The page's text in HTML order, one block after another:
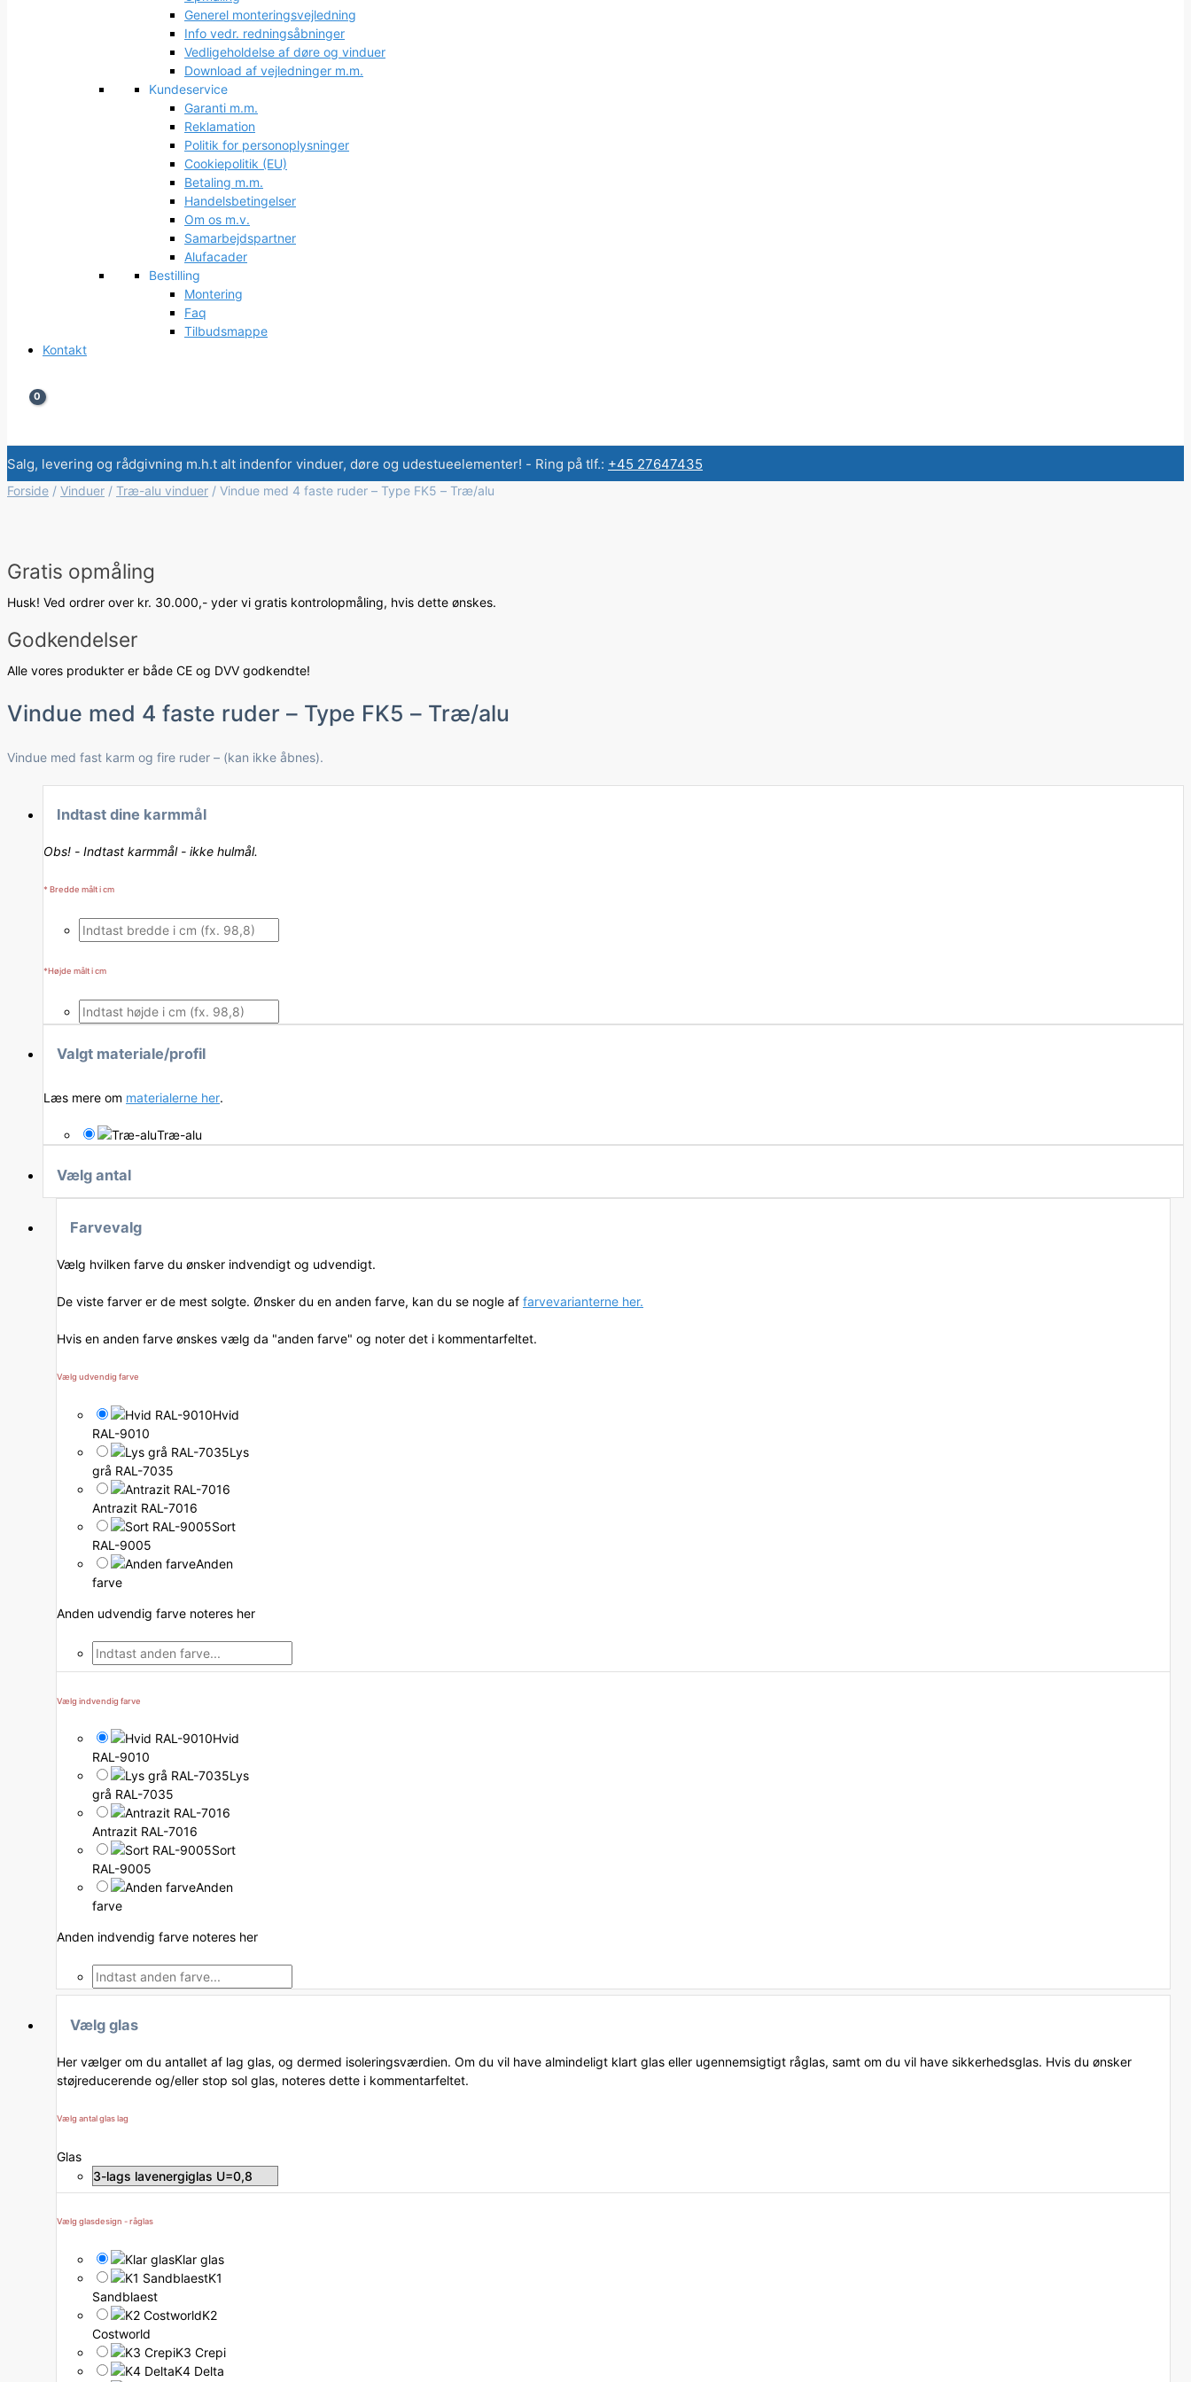
Generel monteringsvejledning
Info vedr. redningsåbninger
Vedligeholdelse af døre og vinduer
Download af vejledninger m.m.
Kundeservice
Garanti m.m.
Reklamation
Politik for personoplysninger
Cookiepolitik (EU)
Betaling m.m.
Handelsbetingelser
Om os m.v.
Samarbejdspartner
Alufacader
Bestilling
Montering
Faq
Tilbudsmappe
Kontakt
Salg, levering og rådgivning m.h.t alt indenfor vinduer, døre og udestueelementer! - Ring på tlf.: +45 27647435
Forside / Vinduer / Træ-alu vinduer / Vindue med 4 faste ruder – Type FK5 – Træ/alu
Gratis opmåling
Husk! Ved ordrer over kr. 30.000,- yder vi gratis kontrolopmåling, hvis dette ønskes.
Godkendelser
Alle vores produkter er både CE og DVV godkendte!
Vindue med 4 faste ruder – Type FK5 – Træ/alu
Vindue med fast karm og fire ruder – (kan ikke åbnes).
Indtast dine karmmål
Obs! - Indtast karmmål - ikke hulmål.
* Bredde målt i cm
*Højde målt i cm
Valgt materiale/profil
Læs mere om materialerne her.
Træ-alu
Vælg antal
Farvevalg
Vælg hvilken farve du ønsker indvendigt og udvendigt.
De viste farver er de mest solgte. Ønsker du en anden farve, kan du se nogle af farvevarianterne her.
Hvis en anden farve ønskes vælg da "anden farve" og noter det i kommentarfeltet.
Vælg udvendig farve
Hvid
RAL-9010
Lys
grå RAL-7035
Antrazit RAL-7016
Sort
RAL-9005
Anden
farve
Anden udvendig farve noteres her
Vælg indvendig farve
Hvid
RAL-9010
Lys
grå RAL-7035
Antrazit RAL-7016
Sort
RAL-9005
Anden
farve
Anden indvendig farve noteres her
Vælg glas
Her vælger om du antallet af lag glas, og dermed isoleringsværdien. Om du vil have almindeligt klart glas eller ugennemsigtigt råglas, samt om du vil have sikkerhedsglas. Hvis du ønsker
støjreducerende og/eller stop sol glas, noteres dette i kommentarfeltet.
Vælg antal glas lag
Glas
Vælg glasdesign - råglas
Klar glas
K1
Sandblaest
K2
Costworld
K3 Crepi
K4 Delta